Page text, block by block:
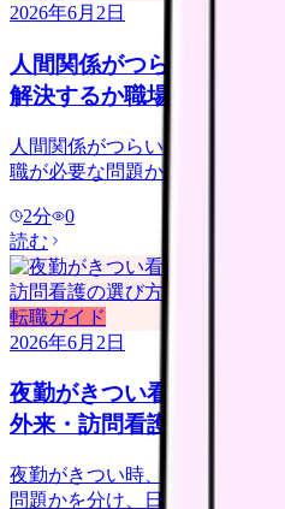
2026年6月2日
人間関係がつらい看護師
解決するか職場を変えるか
人間関係がつらい看護師向け
職が必要な問題かを整理します
2分
0
読む
転職ガイド
2026年6月2日
夜勤がきつい看護師の転
外来・訪問看護の選び方
夜勤がきつい時、休めば回復
問題かを分け、日勤のみ求人の